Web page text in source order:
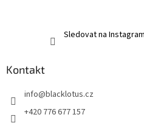
Sledovat na
Kontakt
info@blacklotus.cz
+420 776 677 157